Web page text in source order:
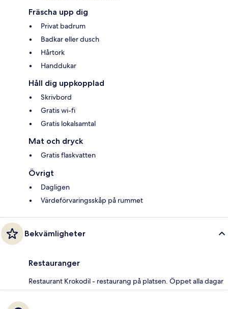
Fräscha upp dig
Privat badrum
Badkar eller dusch
Hårtork
Handdukar
Håll dig uppkopplad
Skrivbord
Gratis wi-fi
Gratis lokalsamtal
Mat och dryck
Gratis flaskvatten
Övrigt
Dagligen
Värdeförvaringsskåp på rummet
Bekvämligheter
Restauranger
Restaurant Krokodil - restaurang på platsen. Öppet alla dagar